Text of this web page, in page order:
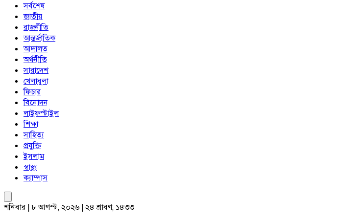
সর্বশেষ
জাতীয়
রাজনীতি
আন্তর্জাতিক
আদালত
অর্থনীতি
সারাদেশ
খেলাধুলা
ফিচার
বিনোদন
লাইফস্টাইল
শিক্ষা
সাহিত্য
প্রযুক্তি
ইসলাম
স্বাস্থ্য
ক্যাম্পাস
শনিবার | ৮ আগস্ট, ২০২৬ | ২৪ শ্রাবণ, ১৪৩৩